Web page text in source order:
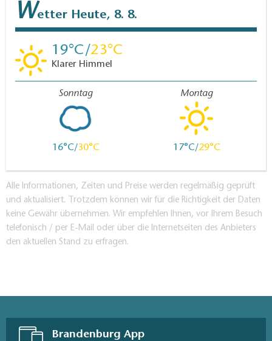
Wetter Heute, 8. 8.
19 23
Klarer Himmel
Sonntag
16 30
Montag
17 29
Alle Informationen, Zeiten und Preise werden regelmäßig geprüft
und aktualisiert. Trotzdem können wir für die Richtigkeit der Daten
keine Gewähr übernehmen. Wir empfehlen Ihnen, vor Ihrem Besuch
telefonisch / per E-Mail oder über die Internetseiten des Anbieters
den aktuellen Stand zu erfragen.
Brandenburg App